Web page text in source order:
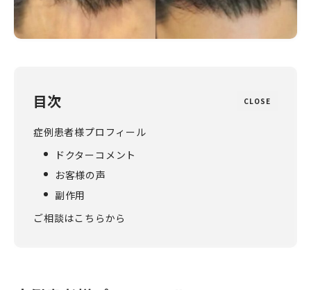
CLOSE
目次
症例患者様プロフィール
ドクターコメント
お客様の声
副作用
ご相談はこちらから